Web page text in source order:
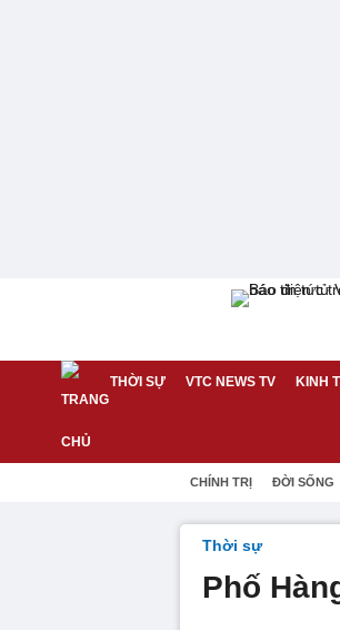
THỜI SỰ VTC NEWS TV KINH
CHÍNH TRỊ ĐỜI SỐNG
Thời sự
Phố